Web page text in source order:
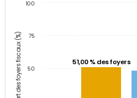
Part des foyers fiscaux (%) 51,00 % des foyers
50
75
100